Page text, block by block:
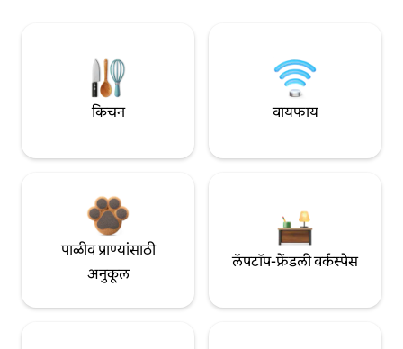
किचन वायफाय
पाळीव प्राण्यांसाठी
अनुकूल
लॅपटॉप-फ्रेंडली वर्कस्पेस